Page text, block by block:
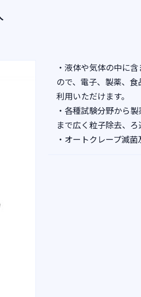
・液体や気体の中に
ので、電子、製薬、
利用いただけます。
・各種試験分野から
まで広く粒子除去、ろ
・オートクレープ滅